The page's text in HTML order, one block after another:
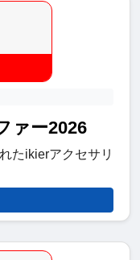
ァー2026
たikierアクセサリ